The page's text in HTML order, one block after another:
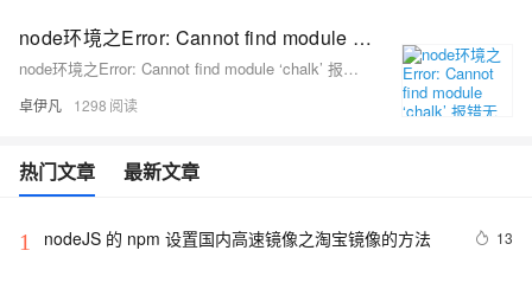
node环境之Error: Cannot find module ‘chalk’ 报错无法解决的问题—-网上说让你npm install chalk 基本是没有用的-优雅草央千澈解决方案
node环境之Error: Cannot find module ‘chalk’ 报错无法解决的问题—-网上说让你npm install chalk 基本是没有用的-优雅草央千澈解决方案
卓伊凡 1298
热门文章 最新文章
1 nodeJS 的 npm 设置国内高速镜像之淘宝镜像的方法 13